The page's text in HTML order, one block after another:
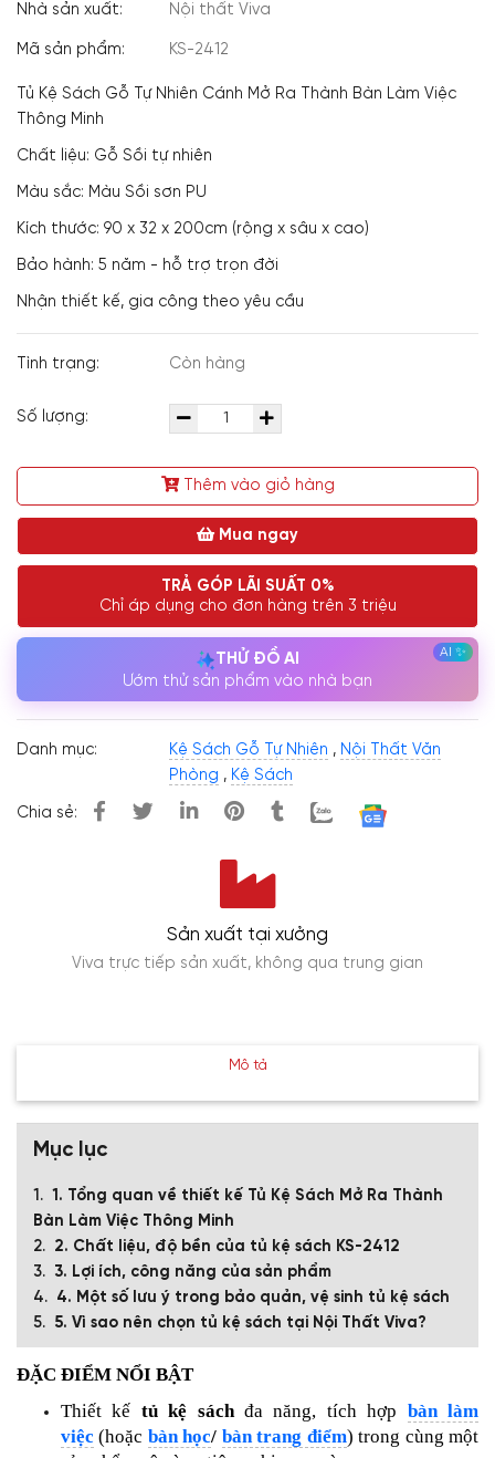
Nhà sản xuất: Nội thất Viva
Mã sản phẩm: KS-2412
Tủ Kệ Sách Gỗ Tự Nhiên Cánh Mở Ra Thành Bàn Làm Việc
Thông Minh
Chất liệu: Gỗ Sồi tự nhiên
Màu sắc: Màu Sồi sơn PU
Kích thước: 90 x 32 x 200cm (rộng x sâu x cao)
Bảo hành: 5 năm - hỗ trợ trọn đời
Nhận thiết kế, gia công theo yêu cầu
Tình trạng: Còn hàng
Số lượng:
Thêm vào giỏ hàng
Mua ngay
TRẢ GÓP LÃI SUẤT 0%
Chỉ áp dụng cho đơn hàng trên 3 triệu
THỬ ĐỒ AI
Ướm thử sản phẩm vào nhà bạn
Danh mục: Kệ Sách Gỗ Tự Nhiên , Nội Thất Văn
Phòng , Kệ Sách
Chia sẻ:
Sản xuất tại xưởng
Viva trực tiếp sản xuất, không qua trung gian
Mô tả
Mục lục
1. Tổng quan về thiết kế Tủ Kệ Sách Mở Ra Thành
Bàn Làm Việc Thông Minh
2. Chất liệu, độ bền của tủ kệ sách KS-2412
3. Lợi ích, công năng của sản phẩm
4. Một số lưu ý trong bảo quản, vệ sinh tủ kệ sách
5. Vì sao nên chọn tủ kệ sách tại Nội Thất Viva?
ĐẶC ĐIỂM NỔI BẬT
Thiết kế tủ kệ sáchđa năng, tích hợp bàn làm
việc (hoặc bàn học/ bàn trang điểm) trong cùng một